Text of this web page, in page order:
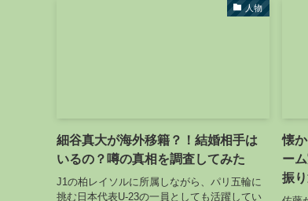
人物
細谷真大が海外移籍？！結婚相手は
いるの？噂の真相を調査してみた
J1の柏レイソルに所属しながら、パリ五輪に
挑む日本代表U-23の一員としても活躍してい
懐
ー
振